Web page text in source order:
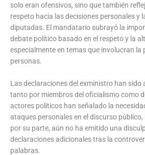
solo eran ofensivos, sino que también
respeto hacia las decisiones personales y
diputadas. El mandatario subrayó la
debate político basado en el respeto y la
especialmente en temas que involucran la
personas.
Las declaraciones del exministro han
tanto por miembros del oficialismo como
actores políticos han señalado la
ataques personales en el discurso
por su parte, aún no ha emitido una
declaraciones adicionales tras la
palabras.